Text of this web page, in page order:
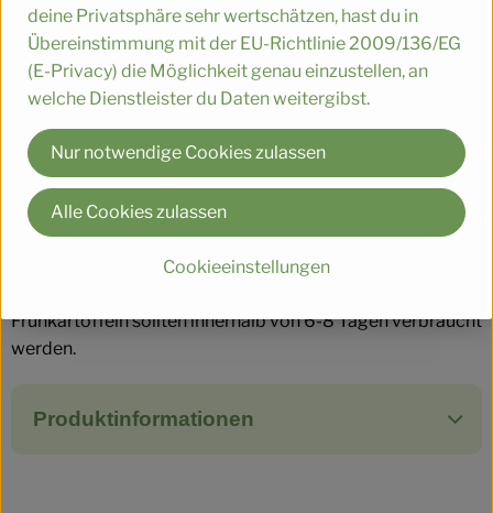
Schwierigkeit:
einfach 5Zutaten einfach
Info
Frühkartoffeln sind aufgrund ihrer dünnen Schale nur
begrenzt haltbar. Diese frühe Ernte führt zu einer
Frühkartoffeln sollten innerhalb von 6-8 Tagen verbraucht
werden.
Produktinformationen
deine Privatsphäre sehr wertschätzen, hast du in
Übereinstimmung mit der EU-Richtlinie 2009/136/EG
(E-Privacy) die Möglichkeit genau einzustellen, an
welche Dienstleister du Daten weitergibst.
Cookieeinstellungen
Nur notwendige Cookies zulassen
Alle Cookies zulassen